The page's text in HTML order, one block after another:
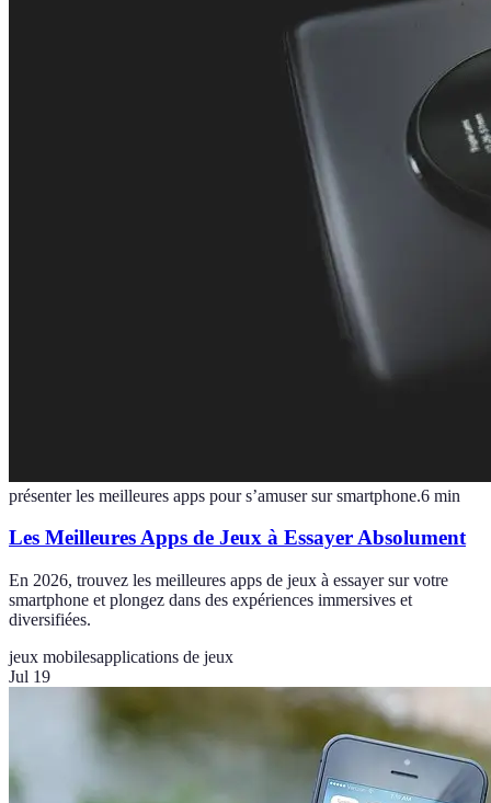
présenter les meilleures apps pour s’amuser sur smartphone.6 min
Les Meilleures Apps de Jeux à Essayer Absolument
En 2026, trouvez les meilleures apps de jeux à essayer sur votre
smartphone et plongez dans des expériences immersives et
diversifiées.
jeux mobilesapplications de jeux
Jul 19